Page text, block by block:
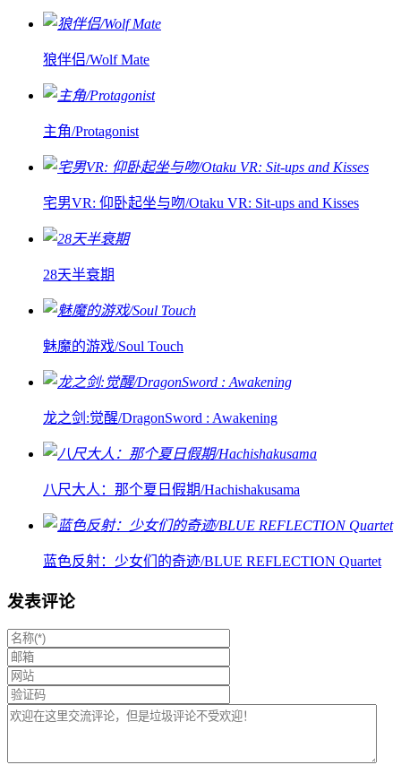
狼伴侣/Wolf Mate
主角/Protagonist
宅男VR: 仰卧起坐与吻/Otaku VR: Sit-ups and Kisses
28天半衰期
魅魔的游戏/Soul Touch
龙之剑:觉醒/DragonSword : Awakening
八尺大人：那个夏日假期/Hachishakusama
蓝色反射：少女们的奇迹/BLUE REFLECTION Quartet
发表评论